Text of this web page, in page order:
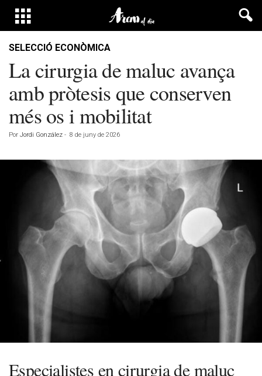
SELECCIÓ ECONÒMICA
La cirurgia de maluc avança
amb pròtesis que conserven
més os i mobilitat
Por Jordi González - 8 de juny de 2026
Especialistes en cirurgia de maluc